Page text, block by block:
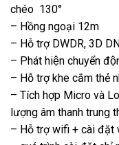
chéo 130°
– Hồng ngoại 12m
– Hỗ trợ DWDR, 3D
– Phát hiện chuyển
– Hỗ trợ khe cắm thẻ
– Tích hợp Micro và
lượng âm thanh trung
– Hỗ trợ wifi + cài đặt